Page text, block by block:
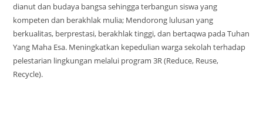
dianut dan budaya bangsa sehingga terbangun siswa yang
kompeten dan berakhlak mulia; Mendorong lulusan yang
berkualitas, berprestasi, berakhlak tinggi, dan bertaqwa pada Tuhan
Yang Maha Esa. Meningkatkan kepedulian warga sekolah terhadap
pelestarian lingkungan melalui program 3R (Reduce, Reuse,
Recycle).